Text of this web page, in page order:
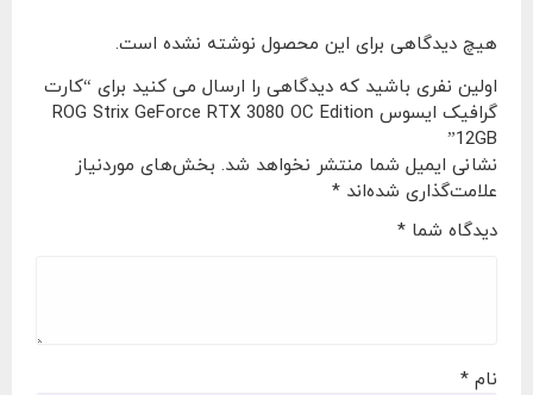
هیچ دیدگاهی برای این محصول نوشته نشده است.
اولین نفری باشید که دیدگاهی را ارسال می کنید برای “کارت
گرافیک ایسوس ROG Strix GeForce RTX 3080 OC Edition
12GB”
نشانی ایمیل شما منتشر نخواهد شد. بخش‌های موردنیاز
علامت‌گذاری شده‌اند *
دیدگاه شما *
نام *